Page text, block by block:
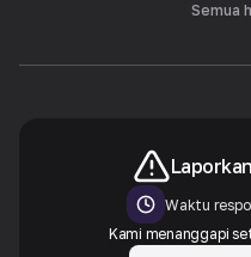
Semua
Waktu
Kami menanggapi